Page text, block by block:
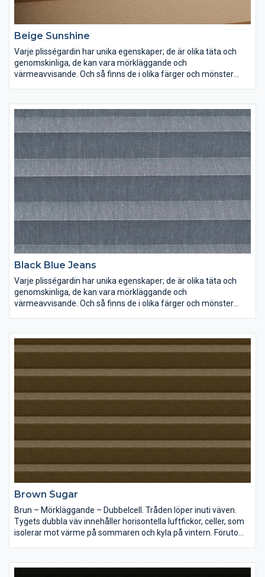
Beige Sunshine
Varje plisségardin har unika egenskaper; de är olika täta och
genomskinliga, de kan vara mörkläggande och
värmeavvisande. Och så finns de i olika färger och mönster
Black Blue Jeans
Varje plisségardin har unika egenskaper; de är olika täta och
genomskinliga, de kan vara mörkläggande och
värmeavvisande. Och så finns de i olika färger och mönster
Brown Sugar
Brun – Mörkläggande – Dubbelcell. Tråden löper inuti väven.
Tygets dubbla väv innehåller horisontella luftfickor, celler, som
isolerar mot värme på sommaren och kyla på vintern. Förutom